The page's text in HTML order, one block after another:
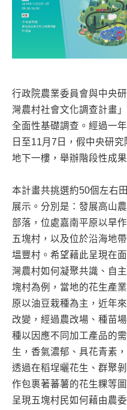
行政院農業委員會與中央
灣農村社會文化調查計畫
全面性基礎調查。經過一
日至11月7日，假中央研
地下一樓，舉辦階段性成
本計畫共挑選約50個左右
展示。分別是：發展高山
部落，位處嘉南平原以旱
五塊村，以及位於沿海地
塭豐村。希望藉此呈現在
灣農村如何凝聚共識、自
塊村為例，當地的花生產
原以油豆栽種為主，近年
改變，經過農改場、種苗
種以因應不同加工產品的
生，香氣濃郁、具花青素
透過在稻埕曬花生、群聚
作包裹著蕃薯的花生粿等
呈現五塊村民如何藉由農